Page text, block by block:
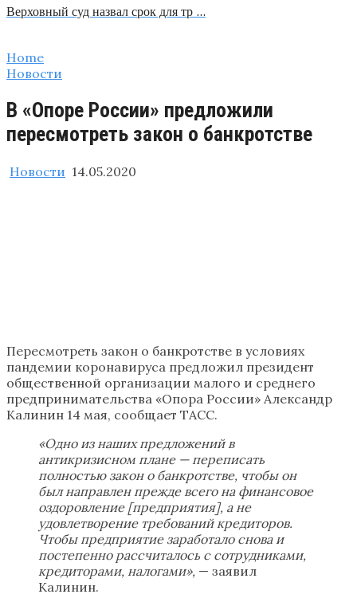
Верховный суд назвал срок для тр …
Home
Новости
В «Опоре России» предложили
пересмотреть закон о банкротстве
Новости 14.05.2020
Пересмотреть закон о банкротстве в условиях
пандемии коронавируса предложил президент
общественной организации малого и среднего
предпринимательства «Опора России» Александр
Калинин 14 мая, сообщает ТАСС.
«Одно из наших предложений в
антикризисном плане — переписать
полностью закон о банкротстве, чтобы он
был направлен прежде всего на финансовое
оздоровление [предприятия], а не
удовлетворение требований кредиторов.
Чтобы предприятие заработало снова и
постепенно рассчиталось с сотрудниками,
кредиторами, налогами», — заявил
Калинин.